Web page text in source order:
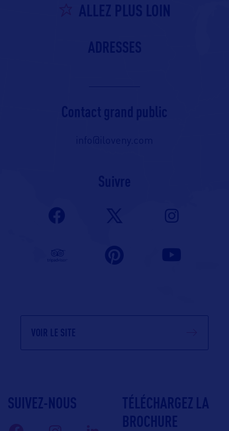
ALLEZ PLUS LOIN
ADRESSES
Contact grand public
info@iloveny.com
VOIR LE SITE
SUIVEZ-NOUS
TÉLÉCHARGEZ LA
BROCHURE